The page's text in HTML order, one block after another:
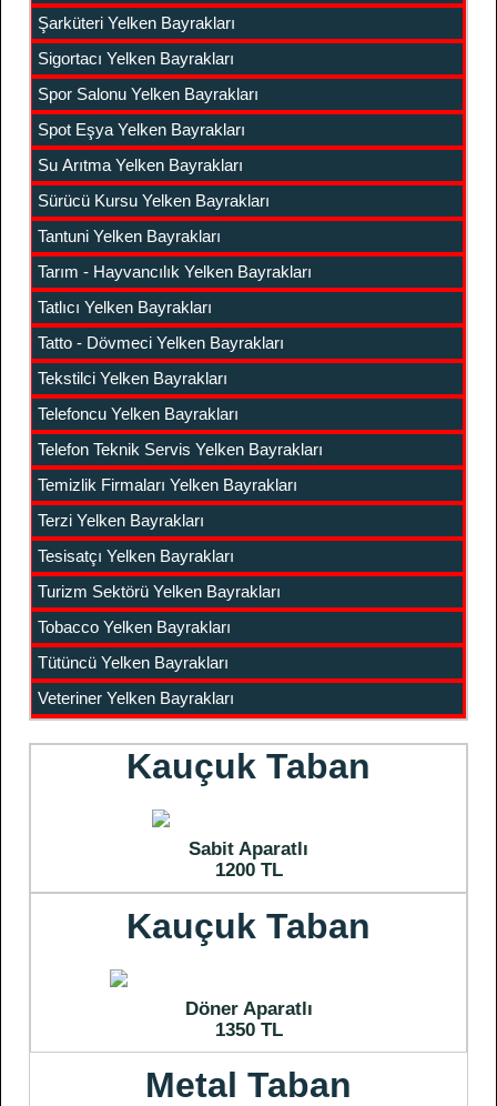
Şarküteri Yelken Bayrakları
Sigortacı Yelken Bayrakları
Spor Salonu Yelken Bayrakları
Spot Eşya Yelken Bayrakları
Su Arıtma Yelken Bayrakları
Sürücü Kursu Yelken Bayrakları
Tantuni Yelken Bayrakları
Tarım - Hayvancılık Yelken Bayrakları
Tatlıcı Yelken Bayrakları
Tatto - Dövmeci Yelken Bayrakları
Tekstilci Yelken Bayrakları
Telefoncu Yelken Bayrakları
Telefon Teknik Servis Yelken Bayrakları
Temizlik Firmaları Yelken Bayrakları
Terzi Yelken Bayrakları
Tesisatçı Yelken Bayrakları
Turizm Sektörü Yelken Bayrakları
Tobacco Yelken Bayrakları
Tütüncü Yelken Bayrakları
Veteriner Yelken Bayrakları
Kauçuk Taban
Sabit Aparatlı
1200 TL
Kauçuk Taban
Döner Aparatlı
1350 TL
Metal Taban